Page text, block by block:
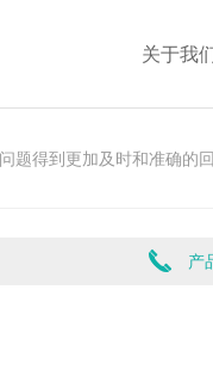
关于我
题得到更加及时和准确的
产